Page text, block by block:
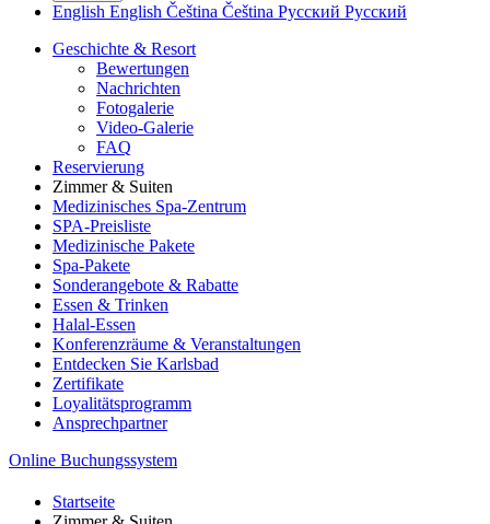
English English Čeština Čeština Русский Русский
Geschichte & Resort
Bewertungen
Nachrichten
Fotogalerie
Video-Galerie
FAQ
Reservierung
Zimmer & Suiten
Medizinisches Spa-Zentrum
SPA-Preisliste
Medizinische Pakete
Spa-Pakete
Sonderangebote & Rabatte
Essen & Trinken
Halal-Essen
Konferenzräume & Veranstaltungen
Entdecken Sie Karlsbad
Zertifikate
Loyalitätsprogramm
Ansprechpartner
Online Buchungssystem
Startseite